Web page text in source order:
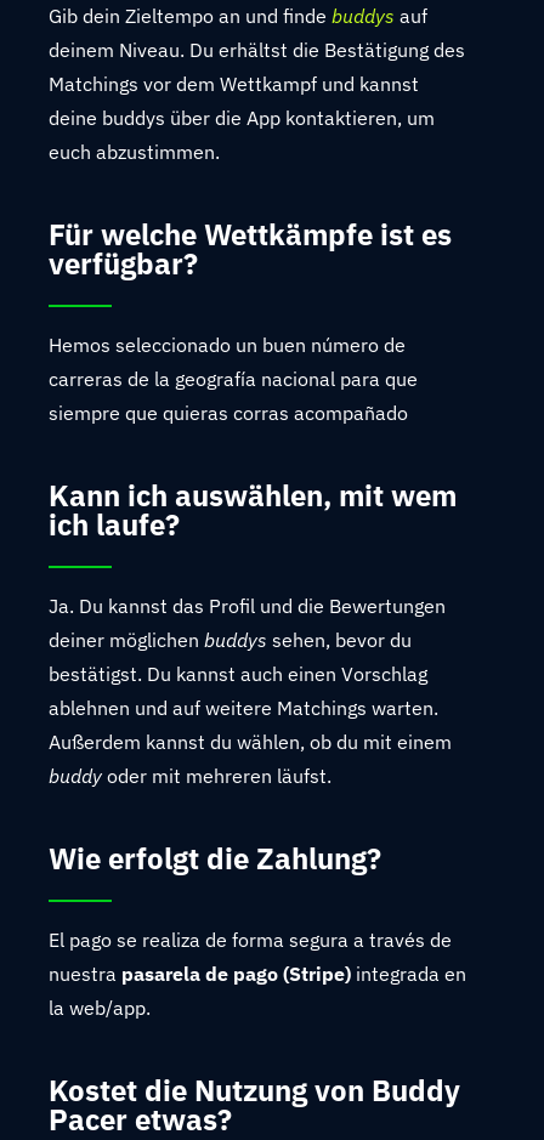
Gib dein Zieltempo an und finde buddys auf
deinem Niveau. Du erhältst die Bestätigung des
Matchings vor dem Wettkampf und kannst
deine buddys über die App kontaktieren, um
euch abzustimmen.
Für welche Wettkämpfe ist es
verfügbar?
Hemos seleccionado un buen número de
carreras de la geografía nacional para que
siempre que quieras corras acompañado
Kann ich auswählen, mit wem
ich laufe?
Ja. Du kannst das Profil und die Bewertungen
deiner möglichen buddys sehen, bevor du
bestätigst. Du kannst auch einen Vorschlag
ablehnen und auf weitere Matchings warten.
Außerdem kannst du wählen, ob du mit einem
buddy oder mit mehreren läufst.
Wie erfolgt die Zahlung?
El pago se realiza de forma segura a través de
nuestra pasarela de pago (Stripe) integrada en
la web/app.
Kostet die Nutzung von Buddy
Pacer etwas?